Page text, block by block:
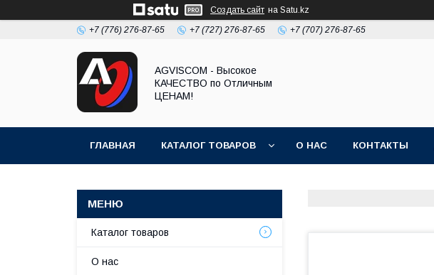
Создать сайт на Satu.kz
+7 (776) 276-87-65 +7 (727) 276-87-65 +7 (707) 276-87-65
AGVISCOM - Высокое
КАЧЕСТВО по Отличным
ЦЕНАМ!
ГЛАВНАЯ КАТАЛОГ ТОВАРОВ О НАС КОНТАКТЫ
Каталог товаров
О нас